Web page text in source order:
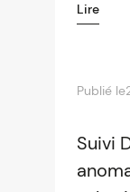
Lire
Publié le
Suivi